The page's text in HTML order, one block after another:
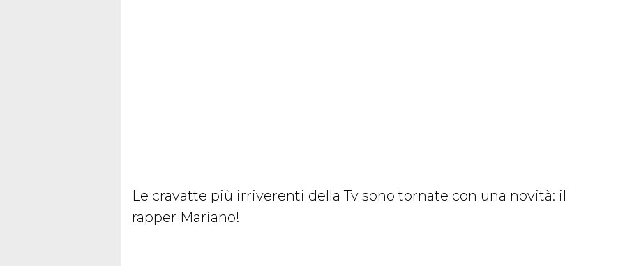
Le cravatte più irriverenti della Tv sono tornate con una novità: il
rapper Mariano!